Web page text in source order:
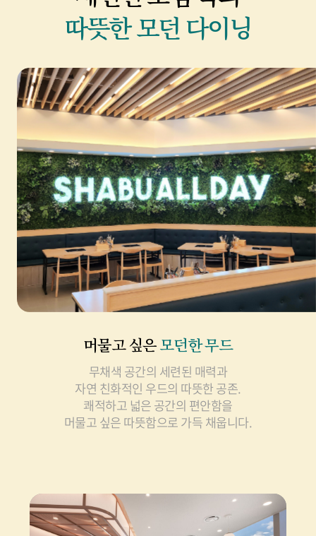
따뜻한 모던 다이닝
머물고 싶은모던한 무드
무채색 공간의 세련된 매력과
자연 친화적인 우드의 따뜻한 공존.
쾌적하고 넓은 공간의 편안함을
머물고 싶은 따뜻함으로 가득 채웁니다.